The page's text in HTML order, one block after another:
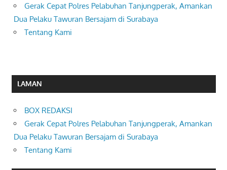
Gerak Cepat Polres Pelabuhan Tanjungperak, Amankan
Dua Pelaku Tawuran Bersajam di Surabaya
Tentang Kami
LAMAN
BOX REDAKSI
Gerak Cepat Polres Pelabuhan Tanjungperak, Amankan
Dua Pelaku Tawuran Bersajam di Surabaya
Tentang Kami